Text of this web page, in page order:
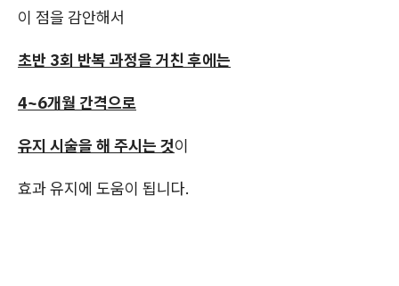
이 점을 감안해서
초반 3회 반복 과정을 거친 후에는
4~6개월 간격으로
유지 시술을 해 주시는 것이
효과 유지에 도움이 됩니다.